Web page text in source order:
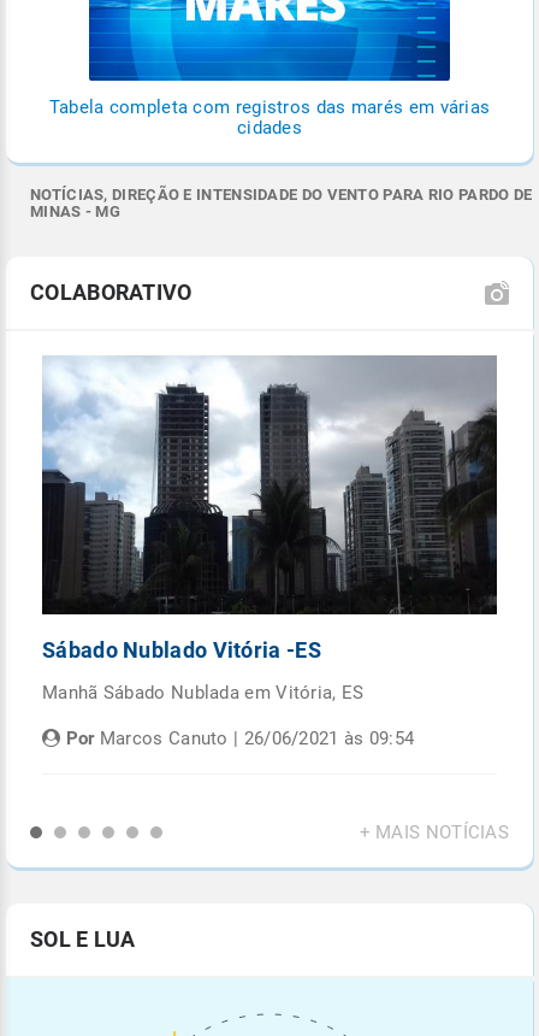
Tabela completa com registros das marés em várias
cidades
NOTÍCIAS, DIREÇÃO E INTENSIDADE DO VENTO PARA RIO PARDO DE
MINAS - MG
COLABORATIVO
Sábado Nublado Vitória -ES
Manhã Sábado Nublada em Vitória, ES
PorMarcos Canuto | 26/06/2021 às 09:54
+ MAIS NOTÍCIAS
SOL E LUA